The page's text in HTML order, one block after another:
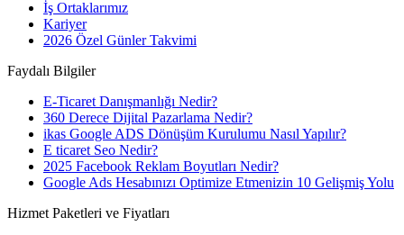
İş Ortaklarımız
Kariyer
2026 Özel Günler Takvimi
Faydalı Bilgiler
E-Ticaret Danışmanlığı Nedir?
360 Derece Dijital Pazarlama Nedir?
ikas Google ADS Dönüşüm Kurulumu Nasıl Yapılır?
E ticaret Seo Nedir?
2025 Facebook Reklam Boyutları Nedir?
Google Ads Hesabınızı Optimize Etmenizin 10 Gelişmiş Yolu
Hizmet Paketleri ve Fiyatları